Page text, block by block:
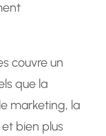
couvre un
que la
marketing, la
bien plus